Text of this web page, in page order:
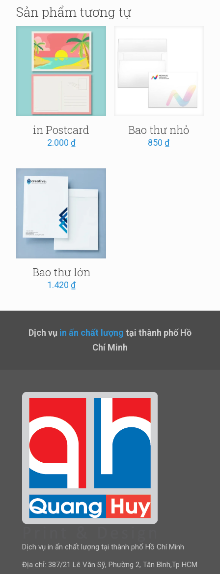
Sản phẩm tương tự
in Postcard
2.000 ₫
Bao thư nhỏ
850₫
Bao thư lớn
1.420 ₫
Dịch vụ in ấn chất lượng tại thành phố Hồ
Chí Minh
Dịch vụ in ấn chất lượng tại thành phố Hồ Chí Minh
Địa chỉ: 387/21 Lê Văn Sỹ, Phường 2, Tân Bình,Tp HCM